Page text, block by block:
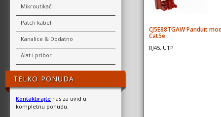
Mikroutikači
Patch kabeli
Kanalice & Dodatno
Alat i pribor
TELKO PONUDA
Kontaktirajte nas za uvid u
kompletnu ponudu.
CJ5E88TGAW Panduit
Cat5e
RJ45, UTP